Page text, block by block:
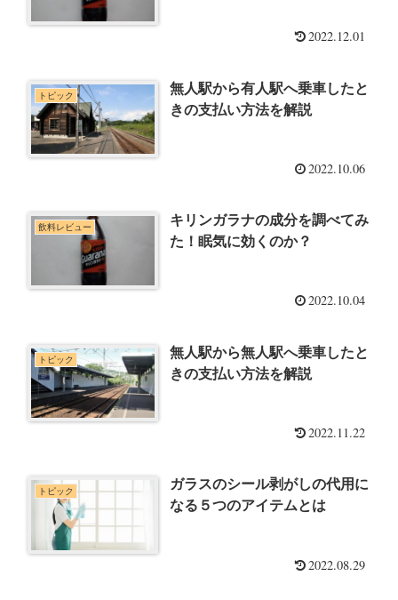
2022.12.01
トピック
無人駅から有人駅へ乗車したと
きの支払い方法を解説
2022.10.06
飲料レビュー
キリンガラナの成分を調べてみ
た！眠気に効くのか？
2022.10.04
トピック
無人駅から無人駅へ乗車したと
きの支払い方法を解説
2022.11.22
トピック
ガラスのシール剥がしの代用に
なる５つのアイテムとは
2022.08.29